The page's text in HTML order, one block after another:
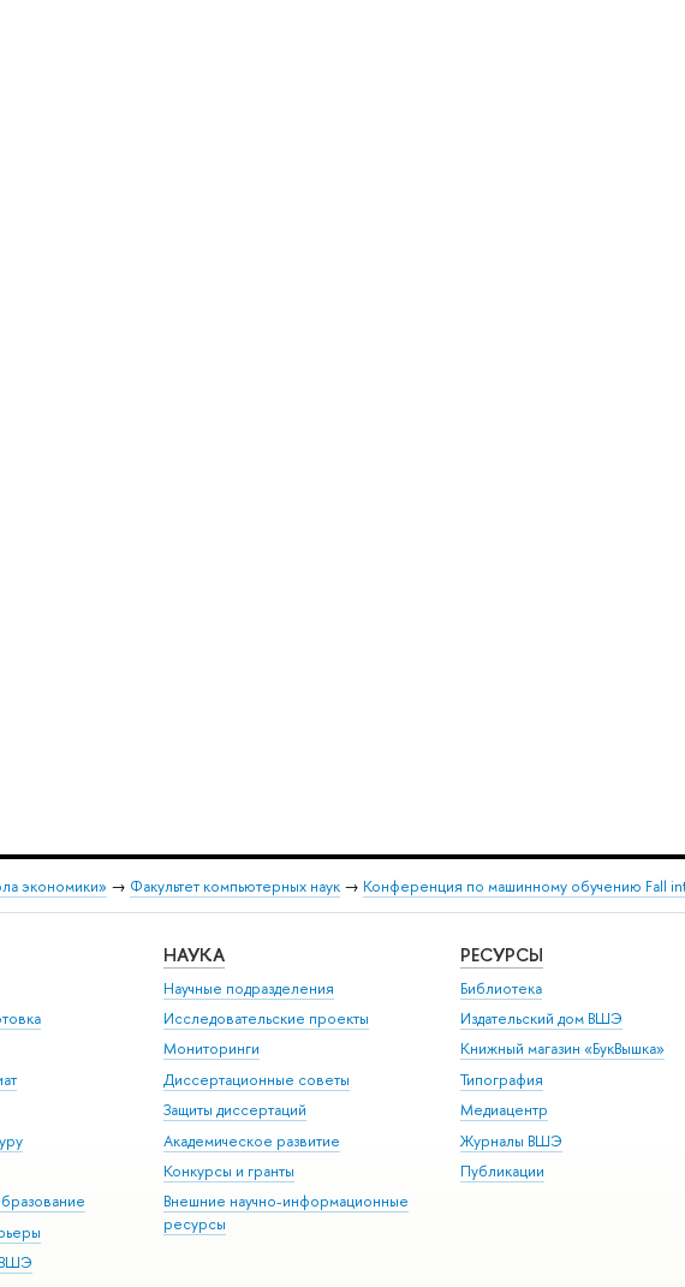
экономики» → Факультет компьютерных наук→ Конференция по машинному обучению Fall
ВШЭ
НАУКА
Научные подразделения
Исследовательские проекты
Мониторинги
Диссертационные советы
Защиты диссертаций
Академическое развитие
Конкурсы и гранты
Внешние научно-информационные
ресурсы
РЕСУРСЫ
Библиотека
Издательский дом ВШЭ
Книжный магазин «БукВышка»
Типография
Медиацентр
Журналы ВШЭ
Публикации